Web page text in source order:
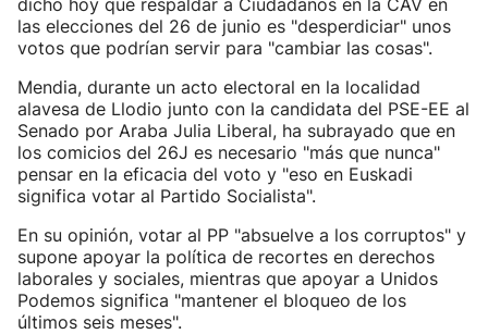
dicho hoy que respaldar a Ciudadanos en la CAV en
las elecciones del 26 de junio es "desperdiciar" unos
votos que podrían servir para "cambiar las cosas".
Mendia, durante un acto electoral en la localidad
alavesa de Llodio junto con la candidata del PSE-EE al
Senado por Araba Julia Liberal, ha subrayado que en
los comicios del 26J es necesario "más que nunca"
pensar en la eficacia del voto y "eso en Euskadi
significa votar al Partido Socialista".
En su opinión, votar al PP "absuelve a los corruptos" y
supone apoyar la política de recortes en derechos
laborales y sociales, mientras que apoyar a Unidos
Podemos significa "mantener el bloqueo de los
últimos seis meses".